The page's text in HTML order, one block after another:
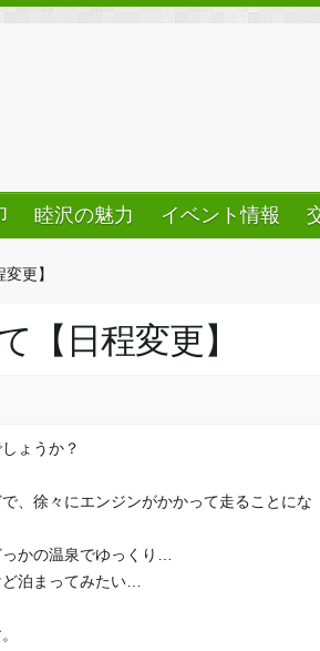
睦沢の魅力 イベント情報
更】
【日程変更】
ょうか？
、徐々にエンジンがかかって走ることにな
かの温泉でゆっくり…
泊まってみたい…